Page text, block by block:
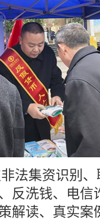
法集资识别
反洗钱、电信
解读、真实案